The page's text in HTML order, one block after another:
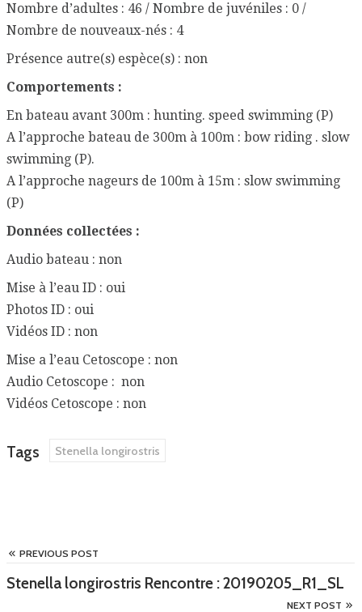
Nombre d’adultes : 46 / Nombre de juvéniles : 0 /
Nombre de nouveaux-nés : 4
Présence autre(s) espèce(s) : non
Comportements :
En bateau avant 300m : hunting. speed swimming (P)
A l’approche bateau de 300m à 100m : bow riding . slow
swimming (P).
A l’approche nageurs de 100m à 15m : slow swimming
(P)
Données collectées :
Audio bateau : non
Mise à l’eau ID : oui
Photos ID : oui
Vidéos ID : non
Mise a l’eau Cetoscope : non
Audio Cetoscope : non
Vidéos Cetoscope : non
Tags Stenella longirostris
PREVIOUS POST
Stenella longirostris Rencontre : 20190205_R1_SL
NEXT POST